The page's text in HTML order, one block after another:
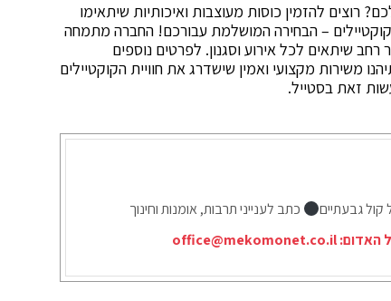
רוצים להזמין כוסות מעוצבות ואיכותיות שיתאימו
– הבחירה המושלמת עבורכם! החברה מתמחה
שיתאים לכל אירוע וסגנון. לפרטים נוספים
משירות מקצועי ואמין שישדרג את חוויית הקוקטיילים
זאת בסטייל.
קול גבעתיים
כתב לענייני תרבות, אומנות וחינוך
האדום:office@mekomonet.co.il